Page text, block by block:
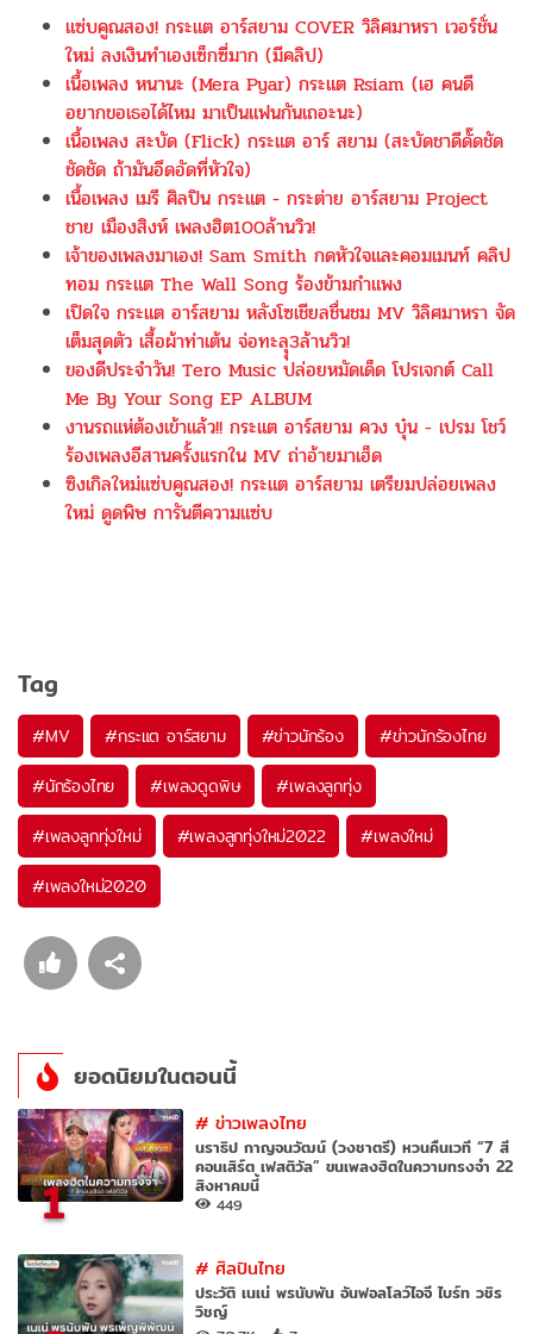
แซ่บคูณสอง! กระแต อาร์สยาม COVER วิลิศมาหรา เวอร์ชั่น
ใหม่ ลงเงินทำเองเซ็กซี่มาก (มีคลิป)
เนื้อเพลง หนานะ (Mera Pyar) กระแต Rsiam (เฮ คนดี
อยากขอเธอได้ไหม มาเป็นแฟนกันเถอะนะ)
เนื้อเพลง สะบัด (Flick) กระแต อาร์ สยาม (สะบัดชาดีดั๊ดชัด
ชัดชัด ถ้ามันอึดอัดที่หัวใจ)
เนื้อเพลง เมรี ศิลปิน กระแต - กระต่าย อาร์สยาม Project
ชาย เมืองสิงห์ เพลงฮิต100ล้านวิว!
เจ้าของเพลงมาเอง! Sam Smith กดหัวใจและคอมเมนท์ คลิป
ทอม กระแต The Wall Song ร้องข้ามกำแพง
เปิดใจ กระแต อาร์สยาม หลังโซเชียลชื่นชม MV วิลิศมาหรา จัด
เต็มสุดตัว เสื้อผ้าท่าเต้น จ่อทะลุุ3ล้านวิว!
ของดีประจำวัน! Tero Music ปล่อยหมัดเด็ด โปรเจกต์ Call
Me By Your Song EP ALBUM
งานรถแห่ต้องเข้าแล้ว!! กระแต อาร์สยาม ควง บุ๋น - เปรม โชว์
ร้องเพลงอีสานครั้งแรกใน MV ถ่าอ้ายมาเฮ็ด
ซิงเกิลใหม่แซ่บคูณสอง! กระแต อาร์สยาม เตรียมปล่อยเพลง
ใหม่ ดูดพิษ การันตีความแซ่บ
Tag
#MV #กระแต อาร์สยาม #ข่าวนักร้อง #ข่าวนักร้องไทย
#นักร้องไทย #เพลงดูดพิษ #เพลงลูกทุ่ง
#เพลงลูกทุ่งใหม่ #เพลงลูกทุ่งใหม่2022 #เพลงใหม่
#เพลงใหม่2020
ยอดนิยมในตอนนี้
1
#ข่าวเพลงไทย
นราธิป กาญจนวัฒน์ (วงชาตรี) หวนคืนเวที “7 สี
คอนเสิร์ต เฟสติวัล” ขนเพลงฮิตในความทรงจำ 22
สิงหาคมนี้
449
#ศิลปินไทย
ประวัติ เนเน่ พรนับพัน อันฟอลโลว์ไอจี ไบร์ท วชิร
วิชญ์